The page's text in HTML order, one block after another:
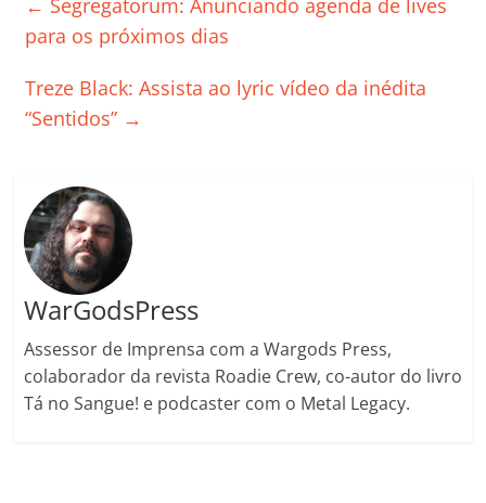
b
o
k
A
p a k h
← Segregatorum: Anunciando agenda de lives
para os próximos dias
Treze Black: Assista ao lyric vídeo da inédita
“Sentidos” →
WarGodsPress
Assessor de Imprensa com a Wargods Press,
colaborador da revista Roadie Crew, co-autor do livro
Tá no Sangue! e podcaster com o Metal Legacy.